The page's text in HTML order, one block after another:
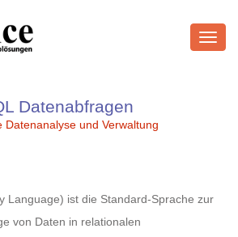
Datenabfragen
Datenanalyse und Verwaltung
Language) ist die Standard-Sprache zur
von Daten in relationalen